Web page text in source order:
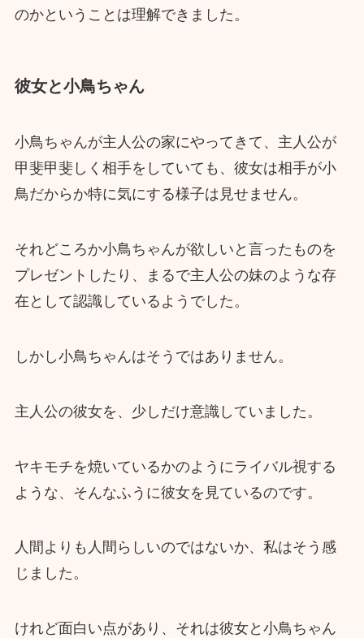
のかということは理解できました。
彼女と小鳥ちゃん
小鳥ちゃんが主人公の家にやってきて、主人公が
甲斐甲斐しく相手をしていても、彼女は相手が小
鳥だからか特に気にする様子は見せません。
それどころか小鳥ちゃんが欲しいと言ったものを
プレゼントしたり、まるで主人公の妹のような存
在として認識しているようでした。
しかし小鳥ちゃんはそうではありません。
主人公の彼女を、少しだけ意識していました。
ヤキモチを焼いているかのようにライバル視する
ような、そんなふうに彼女を見ているのです。
人間よりも人間らしいのではないか、私はそう感
じました。
けれど面白い点があり、それは彼女と小鳥ちゃん